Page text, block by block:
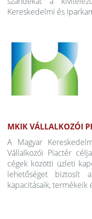
Kereskedelmi és
MKIK VÁLLALKOZÓI
A Magyar
Vállalkozói Piactér
cégek közötti üzleti
lehetőséget biztosít
kapacitásaik, termékeik